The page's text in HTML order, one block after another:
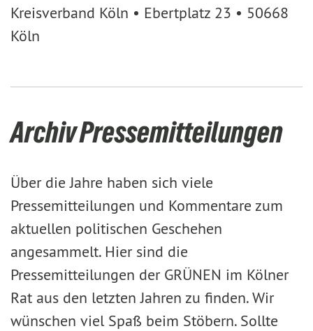
Kreisverband Köln • Ebertplatz 23 • 50668
Köln
Archiv Pressemitteilungen
Über die Jahre haben sich viele
Pressemitteilungen und Kommentare zum
aktuellen politischen Geschehen
angesammelt. Hier sind die
Pressemitteilungen der GRÜNEN im Kölner
Rat aus den letzten Jahren zu finden. Wir
wünschen viel Spaß beim Stöbern. Sollte